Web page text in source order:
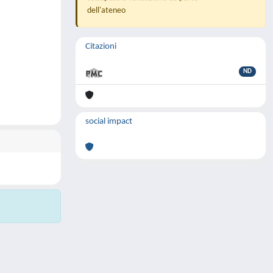
dell'ateneo
Citazioni
ND
social impact